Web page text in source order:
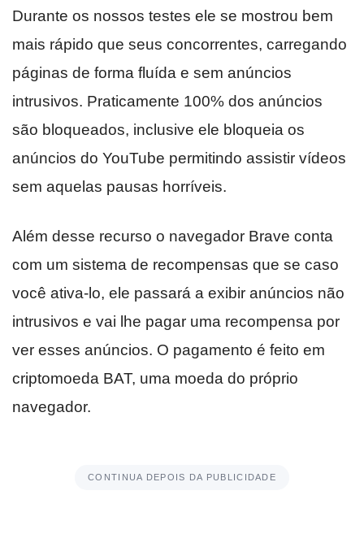
Durante os nossos testes ele se mostrou bem
mais rápido que seus concorrentes, carregando
páginas de forma fluída e sem anúncios
intrusivos. Praticamente 100% dos anúncios
são bloqueados, inclusive ele bloqueia os
anúncios do YouTube permitindo assistir vídeos
sem aquelas pausas horríveis.
Além desse recurso o navegador Brave conta
com um sistema de recompensas que se caso
você ativa-lo, ele passará a exibir anúncios não
intrusivos e vai lhe pagar uma recompensa por
ver esses anúncios. O pagamento é feito em
criptomoeda BAT, uma moeda do próprio
navegador.
CONTINUA DEPOIS DA PUBLICIDADE